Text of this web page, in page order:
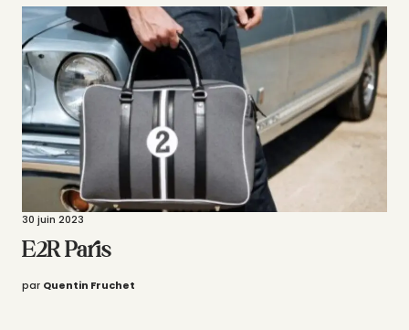
30 juin 2023
E2R Paris
par Quentin Fruchet